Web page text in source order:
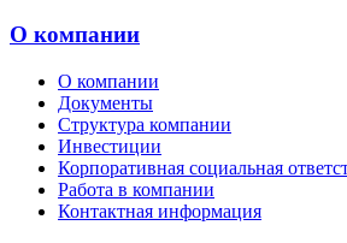
О компании
О компании
Документы
Структура компании
Инвестиции
Корпоративная социальная
Работа в компании
Контактная информация